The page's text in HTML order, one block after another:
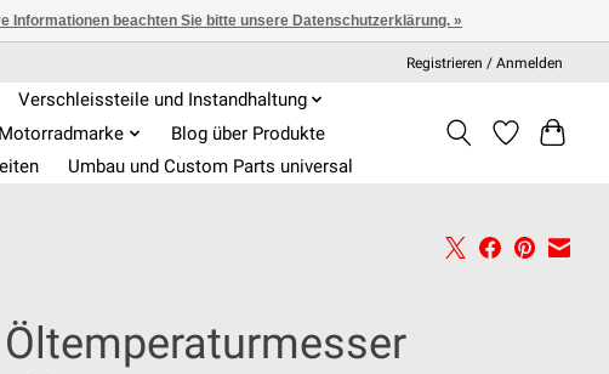
Registrieren / Anmelden
Verschleissteile und Instandhaltung
Blog über Produkte
Umbau und Custom Parts universal
Öltemperaturmesser
Informationen beachten Sie bitte unsere Datenschutzerklärung. »